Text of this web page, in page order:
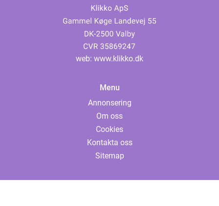
web: www.klikko.dk
Menu
Annonsering
Om oss
Cookies
Kontakta oss
Sitemap